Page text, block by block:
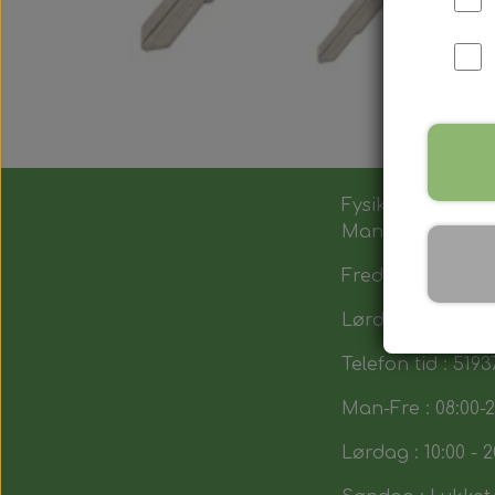
Fysik butik :
Man-Tors : 12:00
Fredag : 14:00 -
Lørdag : 10:00-
Telefon tid :
Man-Fre : 08:00-
Lørdag : 10:00 -